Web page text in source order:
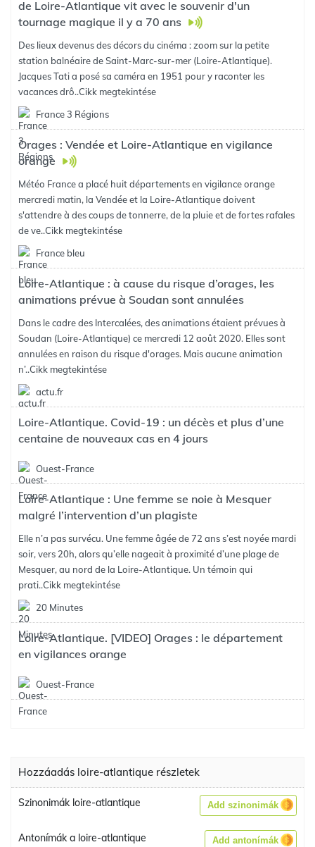
de Loire-Atlantique vit avec le souvenir d'un
tournage magique il y a 70 ans
Des lieux devenus des décors du cinéma : zoom sur la petite
station balnéaire de Saint-Marc-sur-mer (Loire-Atlantique).
Jacques Tati a posé sa caméra en 1951 pour y raconter les
vacances drô..Cikk megtekintése
France 3 Régions
Orages : Vendée et Loire-Atlantique en vigilance
orange
Météo France a placé huit départements en vigilance orange
mercredi matin, la Vendée et la Loire-Atlantique doivent
s'attendre à des coups de tonnerre, de la pluie et de fortes rafales
de ve..Cikk megtekintése
France bleu
Loire-Atlantique : à cause du risque d’orages, les
animations prévue à Soudan sont annulées
Dans le cadre des Intercalées, des animations étaient prévues à
Soudan (Loire-Atlantique) ce mercredi 12 août 2020. Elles sont
annulées en raison du risque d'orages. Mais aucune animation
n’..Cikk megtekintése
actu.fr
Loire-Atlantique. Covid-19 : un décès et plus d’une
centaine de nouveaux cas en 4 jours
Ouest-France
Loire-Atlantique : Une femme se noie à Mesquer
malgré l’intervention d’un plagiste
Elle n’a pas survécu. Une femme âgée de 72 ans s’est noyée mardi
soir, vers 20h, alors qu’elle nageait à proximité d’une plage de
Mesquer, au nord de la Loire-Atlantique. Un témoin qui
prati..Cikk megtekintése
20 Minutes
Loire-Atlantique. [VIDEO] Orages : le département
en vigilances orange
Ouest-France
Hozzáadás loire-atlantique részletek
Szinonimák loire-atlantique Add szinonimák
Antonímák a loire-atlantique Add antonímák